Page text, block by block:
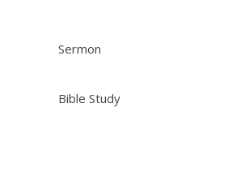
Sermon
Bible Study